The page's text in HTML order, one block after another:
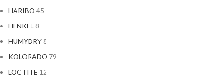
HARIBO 45
HENKEL 8
HUMYDRY8
KOLORADO 79
LOCTITE 12